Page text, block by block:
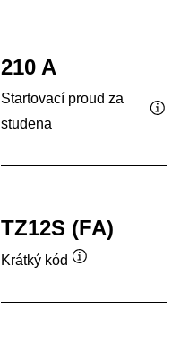
210 A
Startovací proud za
studena
TZ12S (FA)
Krátký kód